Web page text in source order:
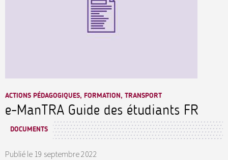
ACTIONS PÉDAGOGIQUES, FORMATION, TRANSPORT
e-ManTRA Guide des étudiants FR
DOCUMENTS
Publié le 19 septembre 2022